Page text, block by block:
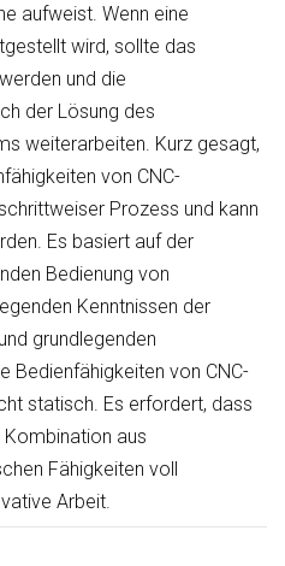
aufweist. Wenn eine
wird, sollte das
und die
der Lösung des
weiterarbeiten. Kurz gesagt,
von CNC-
Prozess und kann
Es basiert auf der
Bedienung von
Kenntnissen der
grundlegenden
Bedienfähigkeiten von CNC-
statisch. Es erfordert, dass
aus
Fähigkeiten voll
Arbeit.